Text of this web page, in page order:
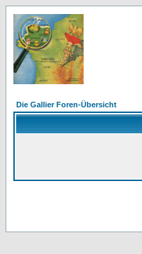
Die Gallier Foren-Übersicht